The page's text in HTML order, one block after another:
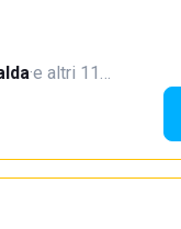
·e altri 11…